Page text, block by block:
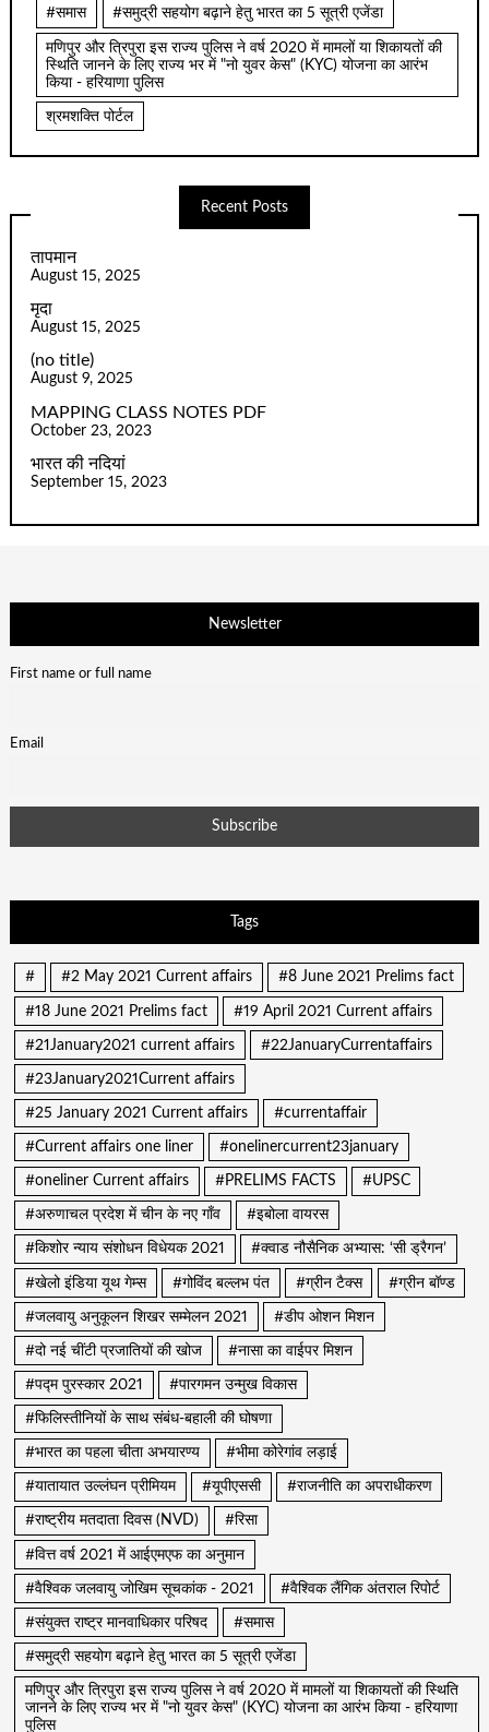
#समास #समुद्री सहयोग बढ़ाने हेतु भारत का 5 सूत्री एजेंडा
मणिपुर और त्रिपुरा इस राज्य पुलिस ने वर्ष 2020 में मामलों या शिकायतों की
स्थिति जानने के लिए राज्य भर में "नो युवर केस" (KYC) योजना का आरंभ
किया - हरियाणा पुलिस
श्रमशक्ति पोर्टल
Recent Posts
तापमान
August 15, 2025
मृदा
August 15, 2025
(no title)
August 9, 2025
MAPPING CLASS NOTES PDF
October 23, 2023
भारत की नदियां
September 15, 2023
Newsletter
First name or full name
Email
Tags
# #2 May 2021 Current affairs #8 June 2021 Prelims fact
#18 June 2021 Prelims fact #19 April 2021 Current affairs
#21January2021 current affairs #22JanuaryCurrentaffairs
#23January2021Current affairs
#25 January 2021 Current affairs #currentaffair
#Current affairs one liner #onelinercurrent23january
#oneliner Current affairs #PRELIMS FACTS #UPSC
#अरुणाचल प्रदेश में चीन के नए गाँव #इबोला वायरस
#किशोर न्याय संशोधन विधेयक 2021 #क्वाड नौसैनिक अभ्यास: ‘सी ड्रैगन’
#खेलो इंडिया यूथ गेम्स #गोविंद बल्लभ पंत #ग्रीन टैक्स #ग्रीन बॉण्ड
#जलवायु अनुकूलन शिखर सम्मेलन 2021 #डीप ओशन मिशन
#दो नई चींटी प्रजातियों की खोज #नासा का वाईपर मिशन
#पद्म पुरस्कार 2021 #पारगमन उन्मुख विकास
#फिलिस्तीनियों के साथ संबंध-बहाली की घोषणा
#भारत का पहला चीता अभयारण्य #भीमा कोरेगांव लड़ाई
#यातायात उल्लंघन प्रीमियम #यूपीएससी #राजनीति का अपराधीकरण
#राष्ट्रीय मतदाता दिवस (NVD) #रिसा
#वित्त वर्ष 2021 में आईएमएफ का अनुमान
#वैश्विक जलवायु जोखिम सूचकांक - 2021 #वैश्विक लैंगिक अंतराल रिपोर्ट
#संयुक्त राष्ट्र मानवाधिकार परिषद #समास
#समुद्री सहयोग बढ़ाने हेतु भारत का 5 सूत्री एजेंडा
मणिपुर और त्रिपुरा इस राज्य पुलिस ने वर्ष 2020 में मामलों या शिकायतों की स्थिति
जानने के लिए राज्य भर में "नो युवर केस" (KYC) योजना का आरंभ किया - हरियाणा
पुलिस